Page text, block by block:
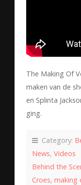
The Making Of
maken van de
en Splinta
ging.
Category:
News, Videos
Behind the
Croes, making